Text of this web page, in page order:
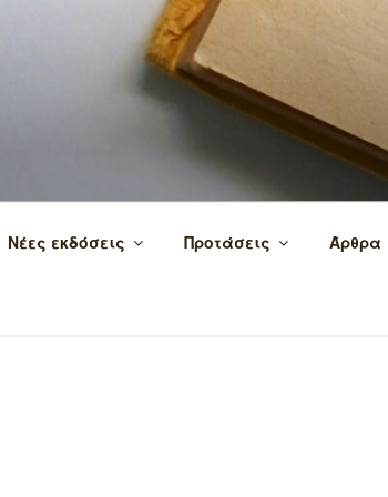
τα βιβλία και τη γνώση!
Νέες εκδόσεις Προτάσεις Άρθρα